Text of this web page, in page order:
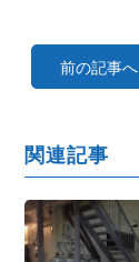
前の記事へ
関連記事